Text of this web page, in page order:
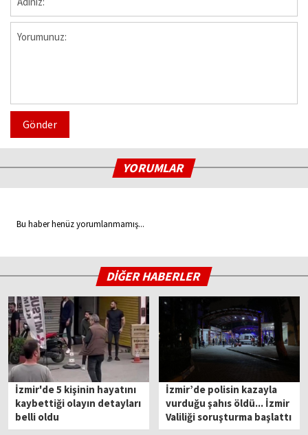
Gönder
YORUMLAR
Bu haber henüz yorumlanmamış...
DİĞER HABERLER
İzmir'de 5 kişinin hayatını
kaybettiği olayın detayları
belli oldu
İzmir’de polisin kazayla
vurduğu şahıs öldü... İzmir
Valiliği soruşturma başlattı